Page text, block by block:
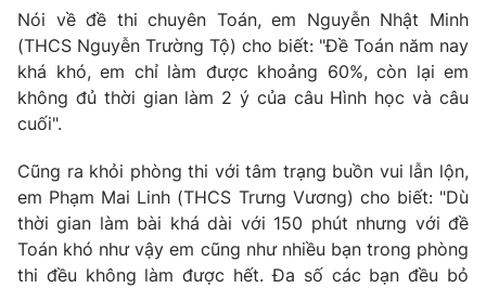
Hậu trường
Nhân vật
Khán giả
Giải sao mai
Giải trí
Điện ảnh
Âm nhạc
Đời sống
Du lịch
Làm đẹp
Chất lượng cuộc sống
Giáo dục
Tuyển sinh
Học trực tuyến
Công nghệ
Hitech Công nghệ tương lai
Giao lưu trực tuyến
Nói về đề thi chuyên Toán, em Nguyễn Nhật Minh
(THCS Nguyễn Trường Tộ) cho biết: "Đề Toán năm nay
khá khó, em chỉ làm được khoảng 60%, còn lại em
không đủ thời gian làm 2 ý của câu Hình học và câu
cuối".
Cũng ra khỏi phòng thi với tâm trạng buồn vui lẫn lộn,
em Phạm Mai Linh (THCS Trưng Vương) cho biết: "Dù
thời gian làm bài khá dài với 150 phút nhưng với đề
Toán khó như vậy em cũng như nhiều bạn trong phòng
thi đều không làm được hết. Đa số các bạn đều bỏ